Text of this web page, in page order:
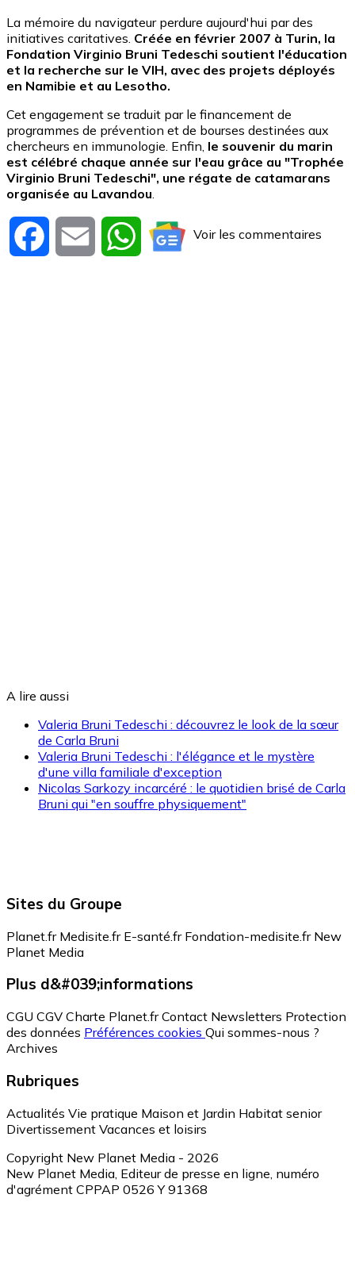
La mémoire du navigateur perdure aujourd'hui par des
initiatives caritatives. Créée en février 2007 à Turin, la
Fondation Virginio Bruni Tedeschi soutient l'éducation
et la recherche sur le VIH, avec des projets déployés
en Namibie et au Lesotho.
Cet engagement se traduit par le financement de
programmes de prévention et de bourses destinées aux
chercheurs en immunologie. Enfin, le souvenir du marin
est célébré chaque année sur l'eau grâce au "Trophée
Virginio Bruni Tedeschi", une régate de catamarans
organisée au Lavandou.
Facebook Email WhatsAppVoir les commentaires
A lire aussi
Valeria Bruni Tedeschi : découvrez le look de la sœur
de Carla Bruni
Valeria Bruni Tedeschi : l'élégance et le mystère
d'une villa familiale d'exception
Nicolas Sarkozy incarcéré : le quotidien brisé de Carla
Bruni qui "en souffre physiquement"
Sites du Groupe
Planet.fr Medisite.fr E-santé.fr Fondation-medisite.fr New
Planet Media
Plus d&#039;informations
CGU CGV Charte Planet.fr Contact Newsletters Protection
des données Préférences cookies Qui sommes-nous ?
Archives
Rubriques
Actualités Vie pratique Maison et Jardin Habitat senior
Divertissement Vacances et loisirs
Copyright New Planet Media - 2026
New Planet Media, Editeur de presse en ligne, numéro
d'agrément CPPAP 0526 Y 91368